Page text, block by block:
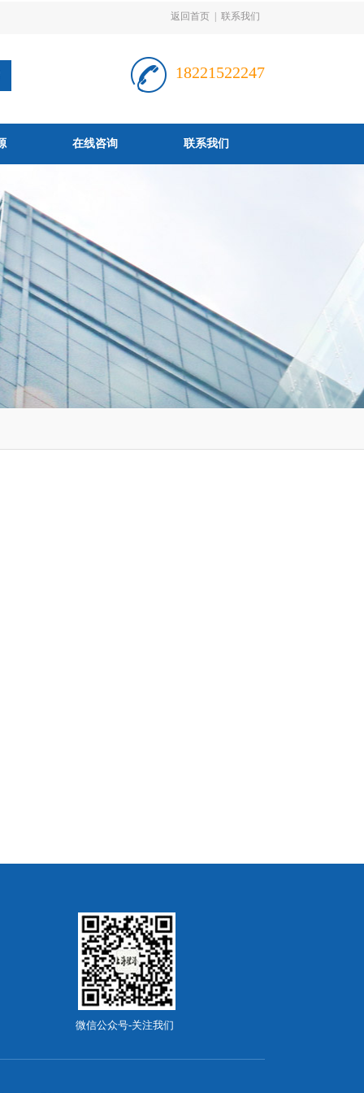
返回首页 联系我们
18221522247
在线咨询 联系我们
微信公众号-关注我们